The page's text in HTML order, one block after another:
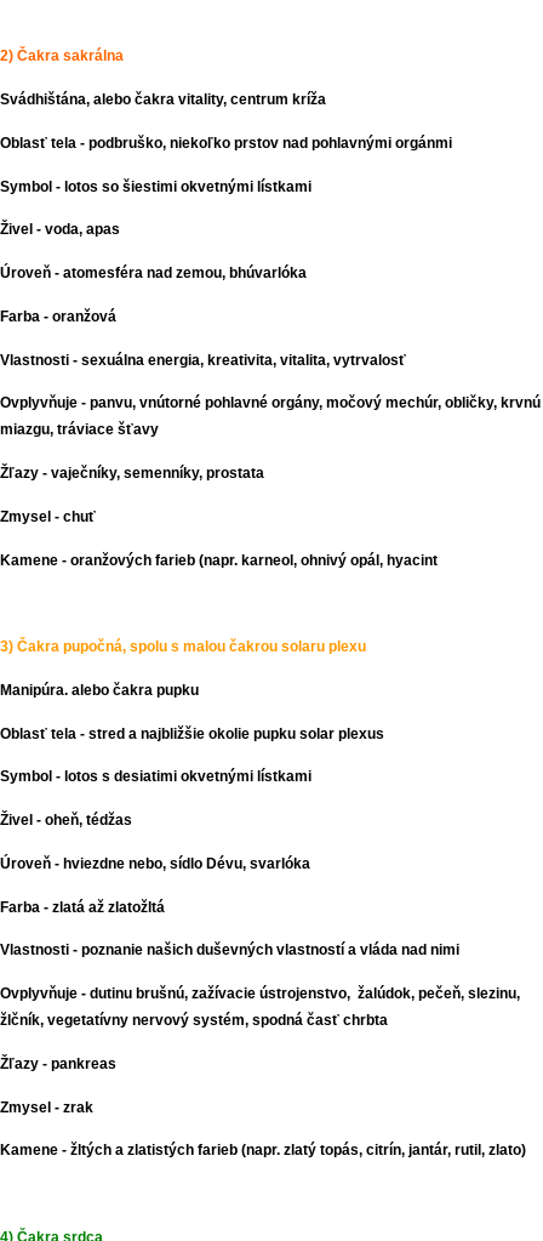
2) Čakra sakrálna
Svádhištána, alebo čakra vitality, centrum kríža
Oblasť tela - podbruško, niekoľko prstov nad pohlavnými orgánmi
Symbol - lotos so šiestimi okvetnými lístkami
Živel - voda, apas
Úroveň - atomesféra nad zemou, bhúvarlóka
Farba - oranžová
Vlastnosti - sexuálna energia, kreativita, vitalita, vytrvalosť
Ovplyvňuje - panvu, vnútorné pohlavné orgány, močový mechúr, obličky, krvnú
miazgu, tráviace šťavy
Žľazy - vaječníky, semenníky, prostata
Zmysel - chuť
Kamene - oranžových farieb (napr. karneol, ohnivý opál, hyacint
3) Čakra pupočná, spolu s malou čakrou solaru plexu
Manipúra. alebo čakra pupku
Oblasť tela - stred a najbližšie okolie pupku solar plexus
Symbol - lotos s desiatimi okvetnými lístkami
Živel - oheň, tédžas
Úroveň - hviezdne nebo, sídlo Dévu, svarlóka
Farba - zlatá až zlatožltá
Vlastnosti - poznanie našich duševných vlastností a vláda nad nimi
Ovplyvňuje - dutinu brušnú, zažívacie ústrojenstvo, žalúdok, pečeň, slezinu,
žlčník, vegetatívny nervový systém, spodná časť chrbta
Žľazy - pankreas
Zmysel - zrak
Kamene - žltých a zlatistých farieb (napr. zlatý topás, citrín, jantár, rutil, zlato)
4) Čakra srdca